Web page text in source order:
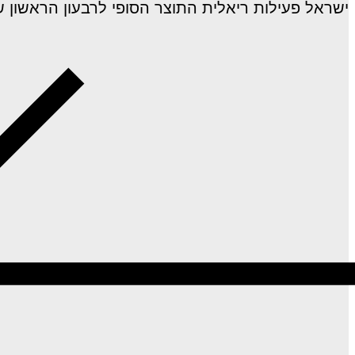
ישראל פעילות ריאלית התוצר הסופי לרבעון הראשון של 2026 שהושפע ממלחמת "שאגת הארי",